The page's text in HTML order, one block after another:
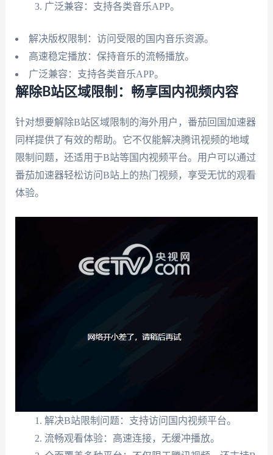
广泛兼容：支持各类音乐APP。
解决版权限制：访问受限的国内音乐资源。
高速稳定播放：保持音乐的流畅播放。
广泛兼容：支持各类音乐APP。
解除B站区域限制：畅享国内视频内容
针对想要解除B站区域限制的海外用户，番茄回国加速器
同样提供了有效的帮助。它不仅能解决腾讯视频的地域
限制问题，还适用于B站等国内视频平台。用户可以通过
番茄加速器轻松访问B站上的热门视频，享受无忧的观看
体验。
解决B站限制问题：支持访问国内视频平台。
流畅观看体验：高速连接，无缓冲播放。